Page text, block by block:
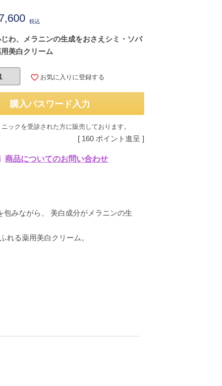
税込
わ、メラニンの生成をおさえシミ・ソバ
美白クリーム
お気に入りに登録する
購入パスワード入力
ックを受診された方に販売しております。
[ 160 ポイント進呈 ]
商品についてのお問い合わせ
みながら、 美白成分がメラニンの生
れる薬用美白クリーム。